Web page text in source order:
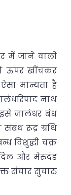
में जाने वाली
ऊपर खींचकर
मान्यता है
नाथ
जालंधर बंध
रूद्र ग्रंथि
विशुद्धी चक्र
दिल और मेरुदंड
संचार सुचारु